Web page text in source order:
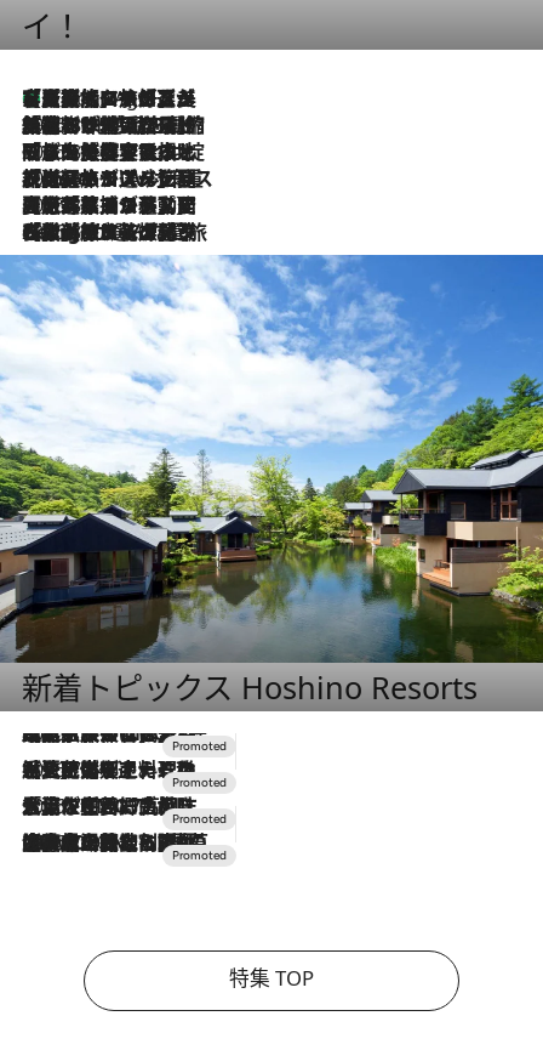
イ！
1 Hour Ago
【厳選旅コスメ】「多機能アイテムがメイン！」旅好き美容エディターが選んだ夏旅ベストコスメを発表【Mサイズジップ】
2026.8.6
「荷物が増えるほど旅ストレスは増す」美容ジャーナリストがたどり着いた最終結論。“化粧品を劇的に減らす”感動の凝縮美容とは
2026.8.6
「旅先には金髪ウィッグを持参」日本と同じメイクでは損してる!? 美容ジャーナリストが提案する“掟破りの旅美容”とは
2026.8.6
【厳選旅コスメ】「身軽さ＆UV対策重視！」ヘアアーティストshucoが選んだ夏旅ベストコスメを発表【Mサイズジップ】
2026.8.5
【厳選旅コスメ】国内をあちこち移動する河井菜摘が選んだ夏旅ベストコスメ発表！「リラックスアイテムはマスト」【Mサイズジップ】
2026.8.4
【厳選旅コスメ】「紫外線＆乾燥対策しながらメイク感も！」ヘア＆メイクGeorgeが選んだ夏旅ベストコスメを発表！【Mサイズジップ】
新着トピックス Hoshino Resorts
2026.7.31
【ホテル帰省】という選択肢をOMOが提案。家族とほどよい距離を保つには「昼は実家、夜は気兼ねなくホテルで！」
2026.7.24
【夏限定ディナーコース】旬を迎える稚鮎や花ズッキーニなどをイタリア・トスカーナの郷土料理の手法で満喫！
2026.7.17
「土佐和ハーブかき氷」がOMO7高知に登場！生姜、山椒、大葉など目にも舌にも涼を呼ぶ郷土の味
2026.7.10
NEW OPEN！【界 草津】名湯の地に誕生。趣の異なる2種の温泉と上州ならではの会席・蕎麦割烹など美食を味わう究極の癒やし旅
特集 TOP